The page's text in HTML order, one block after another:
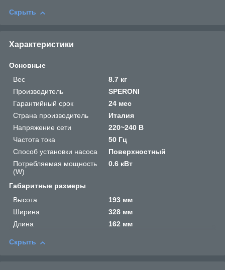
Скрыть
Характеристики
Основные
Вес
8.7 кг
Производитель
SPERONI
Гарантийный срок
24 мес
Страна производитель
Италия
Напряжение сети
220~240 В
Частота тока
50 Гц
Способ установки насоса
Поверхностный
Потребляемая мощность
(W)
0.6 кВт
Габаритные размеры
Высота
193 мм
Ширина
328 мм
Длина
162 мм
Скрыть